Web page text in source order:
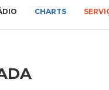
CHARTS